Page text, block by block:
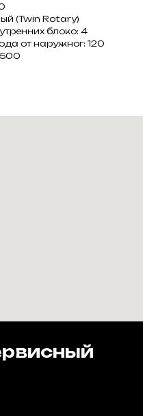
(Twin Rotary)
блоко: 4
от наружног: 120